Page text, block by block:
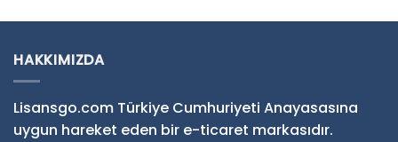
HAKKIMIZDA
Lisansgo.com Türkiye Cumhuriyeti Anayasasına
uygun hareket eden bir e-ticaret markasıdır.